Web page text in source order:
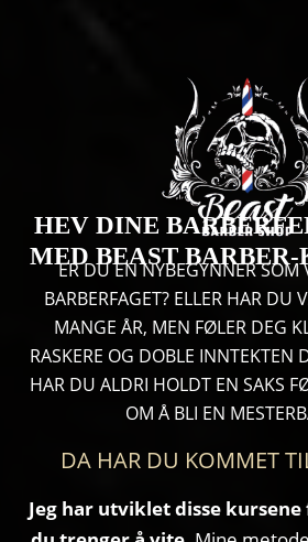
HEV DINE
MED BEAST
ER DU EN NYBEGYNNER SOM
BARBERFAGET? ELLER HAR DU
MANGE ÅR, MEN FØLER DEG
RASKERE OG DOBLE INNTEKTEN
HAR DU ALDRI HOLDT EN SAKS
OM Å BLI EN
DA HAR DU KOMMET
Jeg har utviklet disse